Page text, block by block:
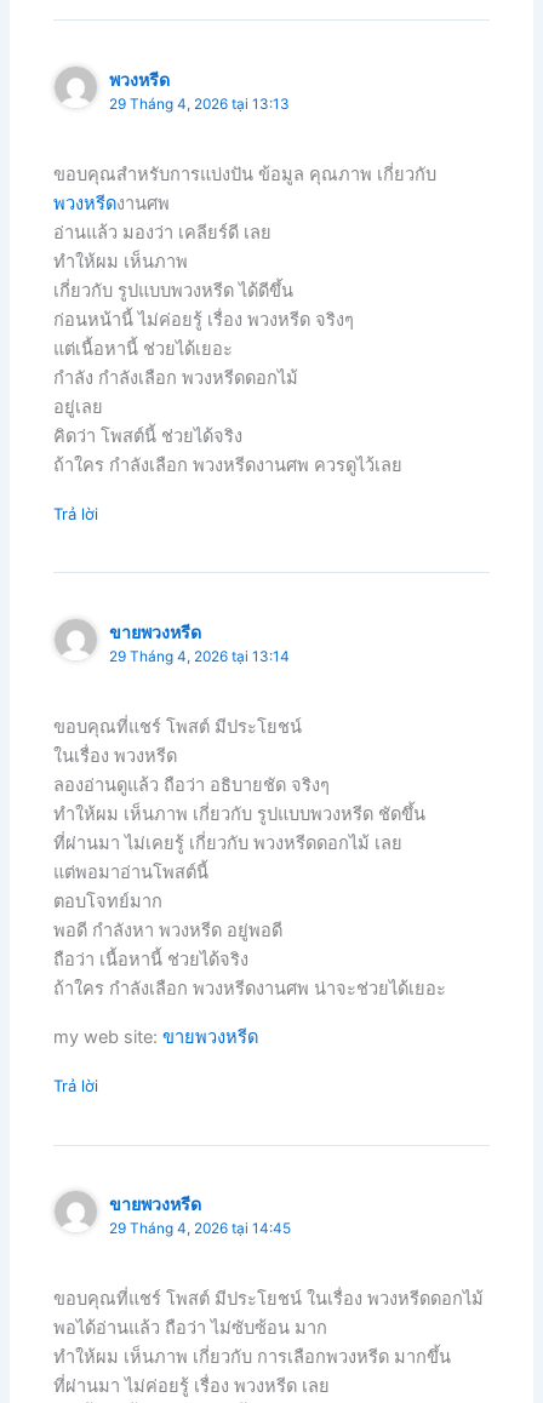
พวงหรีด
29 Tháng 4, 2026 tại 13:13
ขอบคุณสำหรับการแบ่งปัน ข้อมูล คุณภาพ เกี่ยวกับ
พวงหรีดงานศพ
อ่านแล้ว มองว่า เคลียร์ดี เลย
ทำให้ผม เห็นภาพ
เกี่ยวกับ รูปแบบพวงหรีด ได้ดีขึ้น
ก่อนหน้านี้ ไม่ค่อยรู้ เรื่อง พวงหรีด จริงๆ
แต่เนื้อหานี้ ช่วยได้เยอะ
กำลัง กำลังเลือก พวงหรีดดอกไม้
อยู่เลย
คิดว่า โพสต์นี้ ช่วยได้จริง
ถ้าใคร กำลังเลือก พวงหรีดงานศพ ควรดูไว้เลย
Trả lời
ขายพวงหรีด
29 Tháng 4, 2026 tại 13:14
ขอบคุณที่แชร์ โพสต์ มีประโยชน์
ในเรื่อง พวงหรีด
ลองอ่านดูแล้ว ถือว่า อธิบายชัด จริงๆ
ทำให้ผม เห็นภาพ เกี่ยวกับ รูปแบบพวงหรีด ชัดขึ้น
ที่ผ่านมา ไม่เคยรู้ เกี่ยวกับ พวงหรีดดอกไม้ เลย
แต่พอมาอ่านโพสต์นี้
ตอบโจทย์มาก
พอดี กำลังหา พวงหรีด อยู่พอดี
ถือว่า เนื้อหานี้ ช่วยได้จริง
ถ้าใคร กำลังเลือก พวงหรีดงานศพ น่าจะช่วยได้เยอะ
my web site:ขายพวงหรีด
Trả lời
ขายพวงหรีด
29 Tháng 4, 2026 tại 14:45
ขอบคุณที่แชร์ โพสต์ มีประโยชน์ ในเรื่อง พวงหรีดดอกไม้
พอได้อ่านแล้ว ถือว่า ไม่ซับซ้อน มาก
ทำให้ผม เห็นภาพ เกี่ยวกับ การเลือกพวงหรีด มากขึ้น
ที่ผ่านมา ไม่ค่อยรู้ เรื่อง พวงหรีด เลย